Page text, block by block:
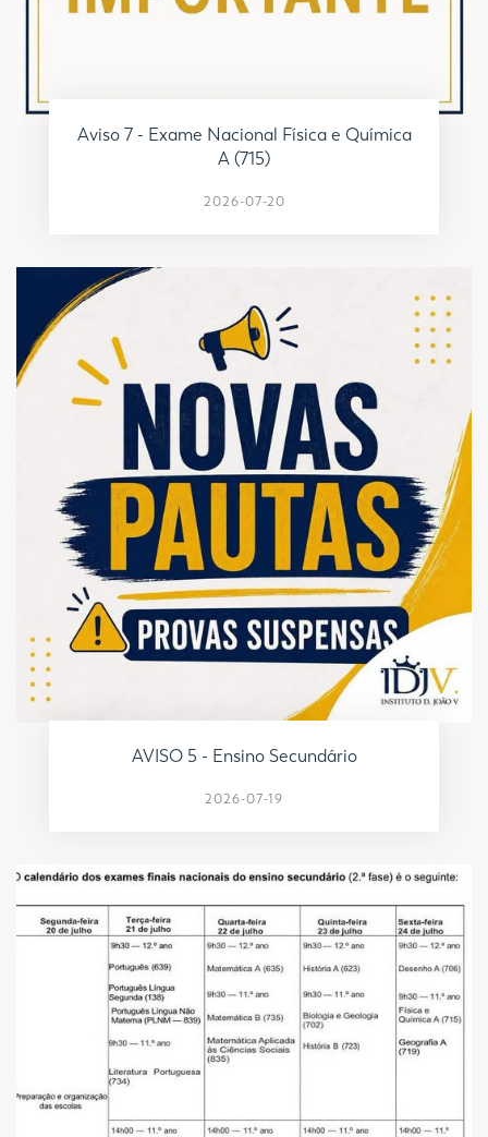
Aviso 7 - Exame Nacional Física e Química
A (715)
2026-07-20
AVISO 5 - Ensino Secundário
2026-07-19